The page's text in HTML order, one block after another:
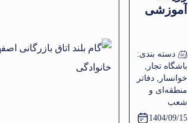
کرون
آموزشی
دفتر
نمایندگی
خوانسار و
مناطق
دسته بندی:
باشگاه تجار ,
خوانسار , دفاتر
منطقه‌ای و
شعب
1404/09/15